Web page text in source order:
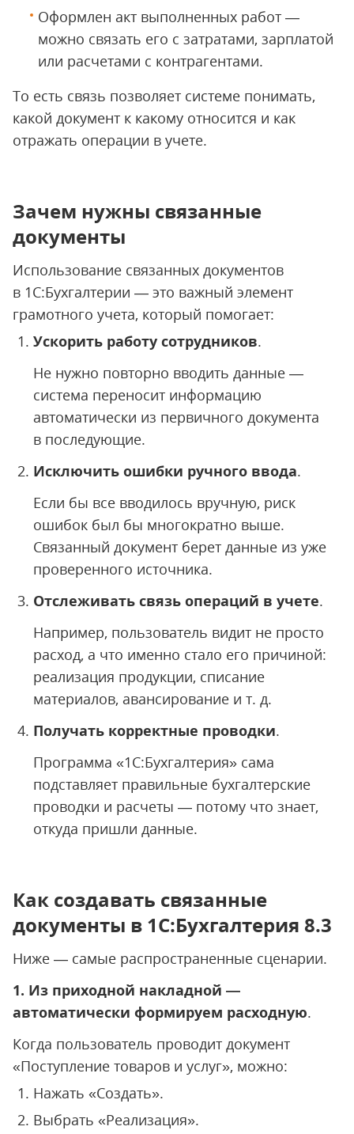
Оформлен акт выполненных работ —
можно связать его с затратами, зарплатой
или расчетами с контрагентами.
То есть связь позволяет системе понимать,
какой документ к какому относится и как
отражать операции в учете.
Зачем нужны связанные
документы
Использование связанных документов
в 1С:Бухгалтерии — это важный элемент
грамотного учета, который помогает:
Ускорить работу сотрудников.
Не нужно повторно вводить данные —
система переносит информацию
автоматически из первичного документа
в последующие.
Исключить ошибки ручного ввода.
Если бы все вводилось вручную, риск
ошибок был бы многократно выше.
Связанный документ берет данные из уже
проверенного источника.
Отслеживать связь операций в учете.
Например, пользователь видит не просто
расход, а что именно стало его причиной:
реализация продукции, списание
материалов, авансирование и т. д.
Получать корректные проводки.
Программа «1С:Бухгалтерия» сама
подставляет правильные бухгалтерские
проводки и расчеты — потому что знает,
откуда пришли данные.
Как создавать связанные
документы в 1С:Бухгалтерия 8.3
Ниже — самые распространенные сценарии.
1. Из приходной накладной —
автоматически формируем расходную.
Когда пользователь проводит документ
«Поступление товаров и услуг», можно:
Нажать «Создать».
Выбрать «Реализация».